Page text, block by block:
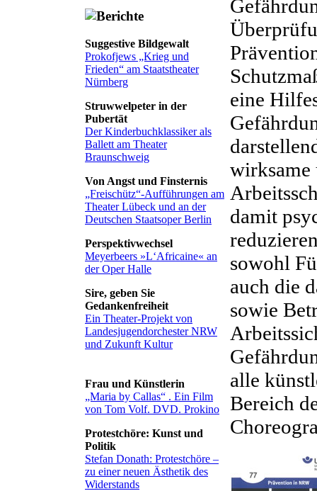
Suggestive Bildgewalt
Prokofjews „Krieg und
Frieden“ am Staatstheater
Nürnberg
Struwwelpeter in der
Pubertät
Der Kinderbuchklassiker als
Ballett am Theater
Braunschweig
Von Angst und Finsternis
„Freischütz“-Aufführungen am
Theater Lübeck und an der
Deutschen Staatsoper Berlin
Perspektivwechsel
Meyerbeers »L‘Africaine« an
der Oper Halle
Sire, geben Sie
Gedankenfreiheit
Ein Theater-Projekt von
Landesjugendorchester NRW
und Zukunft Kultur
Frau und Künstlerin
„Maria by Callas“ . Ein Film
von Tom Volf. DVD. Prokino
Protestchöre: Kunst und
Politik
Stefan Donath: Protestchöre –
zu einer neuen Ästhetik des
Widerstands
eine
wirksame
damit
sowohl
auch die
sowie
alle
Bereich